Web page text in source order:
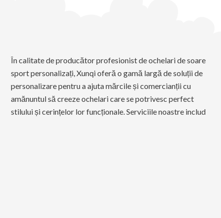
În calitate de producător profesionist de ochelari de soare
sport personalizați, Xunqi oferă o gamă largă de soluții de
personalizare pentru a ajuta mărcile și comercianții cu
amănuntul să creeze ochelari care se potrivesc perfect
stilului și cerințelor lor funcționale. Serviciile noastre includ